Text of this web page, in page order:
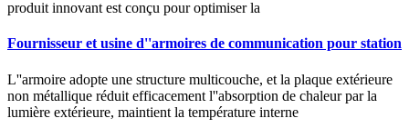
produit innovant est conçu pour optimiser la
Fournisseur et usine d''armoires de communication pour station
L''armoire adopte une structure multicouche, et la plaque extérieure
non métallique réduit efficacement l''absorption de chaleur par la
lumière extérieure, maintient la température interne